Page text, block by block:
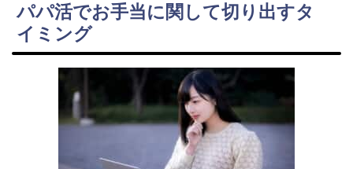
パパ活でお手当に関して切り出すタ
イミング